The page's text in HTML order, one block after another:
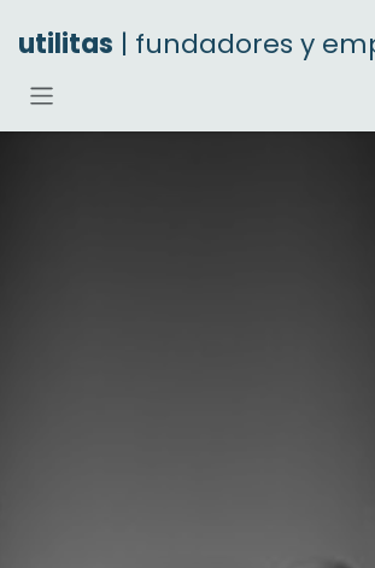
utilitas | fundadores y